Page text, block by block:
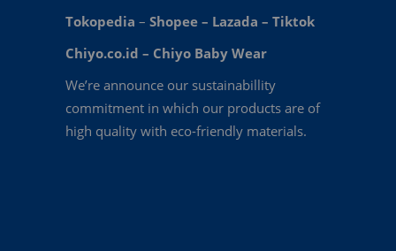
Tokopedia – Shopee – Lazada – Tiktok
Chiyo.co.id – Chiyo Baby Wear
We’re announce our sustainabillity
commitment in which our products are of
high quality with eco-friendly materials.